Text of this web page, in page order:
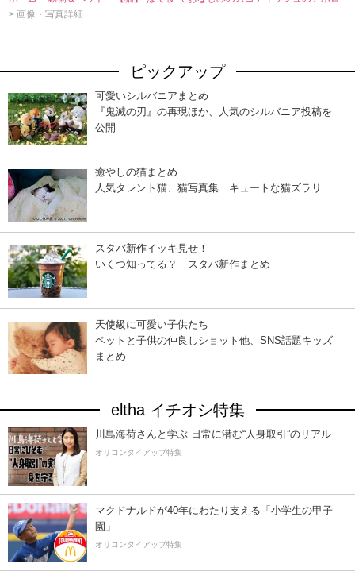
> 画像・写真詳細
ピックアップ
可愛いシルバニアまとめ
『鬼滅の刃』の再現ほか、人気のシルバニア投稿を
公開
癒やしの猫まとめ
人気タレント猫、猫写真集…キュートな猫ズラリ
スタバ新作イッキ見せ！
いくつ知ってる？ スタバ新作まとめ
天使級に可愛い子供たち
ペットと子供の仲良しショット他、SNS話題キッズ
まとめ
eltha イチオシ特集
川島海荷さんと学ぶ 日常に潜む“人身取引”のリアル
オリコンタイアップ特集
マクドナルドが40年にわたり支える「小学生の甲子
園」
オリコンタイアップ特集